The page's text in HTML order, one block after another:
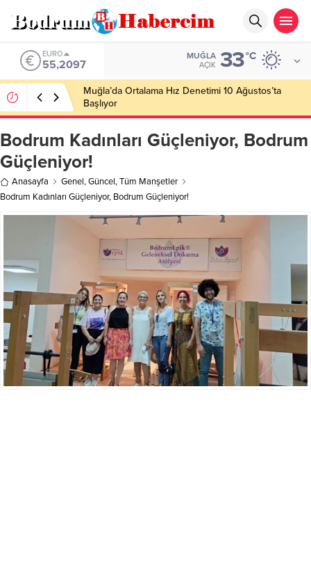
ALTIN
6.680,93
MUĞLA
AÇIK 33°C
Ankara; “Bodrum’un misyonu, mottosu, vizyonu;
genç oyuncuları parlatıp onlara kariyer
kazandırmak”
Bodrum Kadınları Güçleniyor, Bodrum
Güçleniyor!
Anasayfa Genel,Güncel,Tüm Manşetler
Bodrum Kadınları Güçleniyor, Bodrum Güçleniyor!